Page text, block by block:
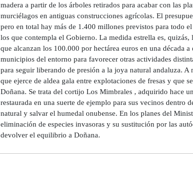
madera a partir de los árboles retirados para acabar con las
murciélagos en antiguas construcciones agrícolas. El
pero en total hay más de 1.400 millones previstos para todo
los que contempla el Gobierno. La medida estrella es,
que alcanzan los 100.000 por hectárea euros en una década
municipios del entorno para favorecer otras actividades
para seguir liberando de presión a la joya natural andaluza.
que ejerce de aldea gala entre explotaciones de fresas y que
Doñana. Se trata del cortijo Los Mimbrales , adquirido hace
restaurada en una suerte de ejemplo para sus vecinos
natural y salvar el humedal onubense. En los planes del
eliminación de especies invasoras y su sustitución por las
devolver el equilibrio a Doñana.